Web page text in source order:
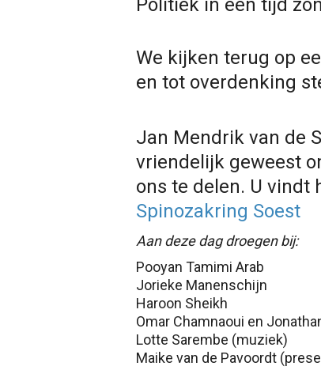
Politiek in een tijd
We kijken terug op
en tot overdenking
Jan Mendrik van de
vriendelijk geweest
ons te delen. U vindt
Spinozakring Soest
Aan deze dag droegen bij:
Pooyan Tamimi Arab
Jorieke Manenschijn
Haroon Sheikh
Omar Chamnaoui en
Lotte Sarembe (muziek)
Maike van de Pavoordt